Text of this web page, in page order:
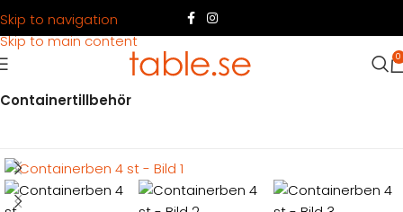
Skip to navigation
Skip to main content
0
Container Hyra container
Containertillbehör